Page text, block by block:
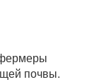
почвы.